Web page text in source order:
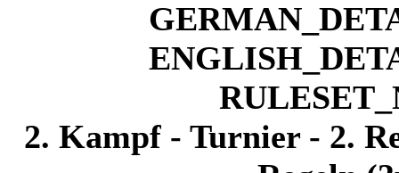
2. Kampf - Turnier - 2.